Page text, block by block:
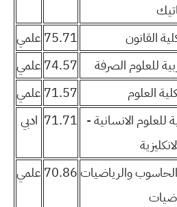
القانون 75.71 علمي
للعلوم الصرفة
74.57 علمي
العلوم
71.57 علمي
للعلوم الانسانية - 71.71 ادبي
والرياضيات70.86 علمي